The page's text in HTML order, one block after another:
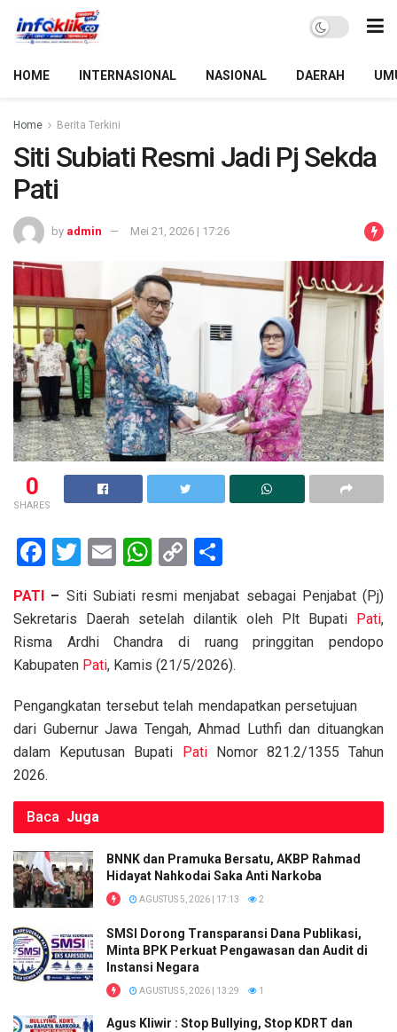
HOME INTERNASIONAL NASIONAL DAERAH
Home Berita Terkini
Siti Subiati Resmi Jadi Pj Sekda
Pati
by admin Mei 21, 2026 | 17:26
0
SHARES
F
ce
b
o
o
k
T
tt
er
E
ail
W
at
s
A
p
p
C
py
Li
n
k
ar
e
PATI – Siti Subiati resmi menjabat sebagai Penjabat (Pj)
Sekretaris Daerah setelah dilantik oleh Plt Bupati Pati,
Risma Ardhi Chandra di ruang pringgitan pendopo
Kabupaten Pati, Kamis (21/5/2026).
Pengangkatan tersebut telah mendapatkan persetujuan
dari Gubernur Jawa Tengah, Ahmad Luthfi dan dituangkan
dalam Keputusan Bupati PatiNomor 821.2/1355 Tahun
2026.
Baca Juga
BNNK dan Pramuka Bersatu, AKBP Rahmad
Hidayat Nahkodai Saka Anti Narkoba
AGUSTUS 5, 2026 | 17:13 2
SMSI Dorong Transparansi Dana Publikasi,
Minta BPK Perkuat Pengawasan dan Audit di
Instansi Negara
AGUSTUS 5, 2026 | 13:29 1
Agus Kliwir : Stop Bullying, Stop KDRT dan